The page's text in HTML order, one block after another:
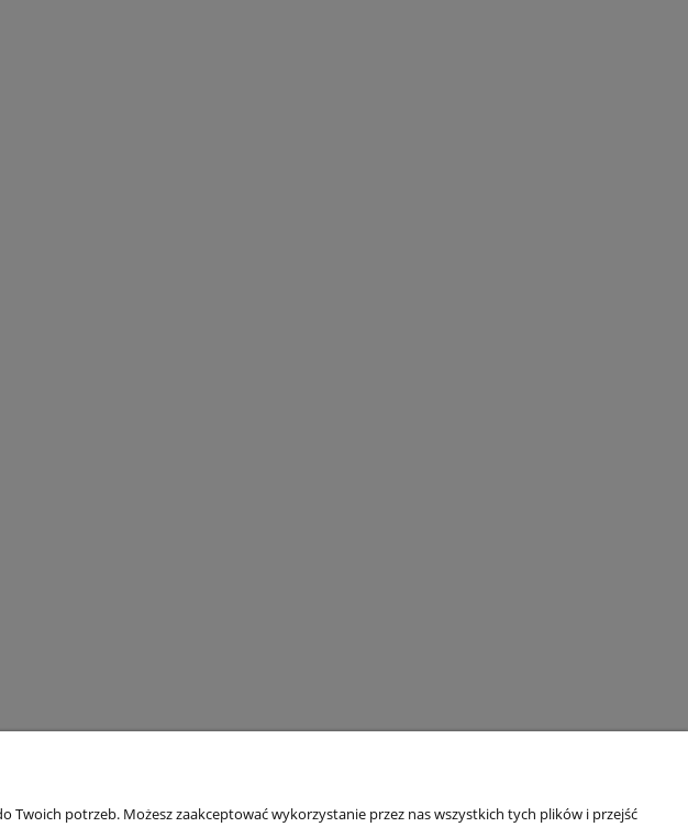
potrzeb. Możesz zaakceptować wykorzystanie przez nas wszystkich tych plików i przejść